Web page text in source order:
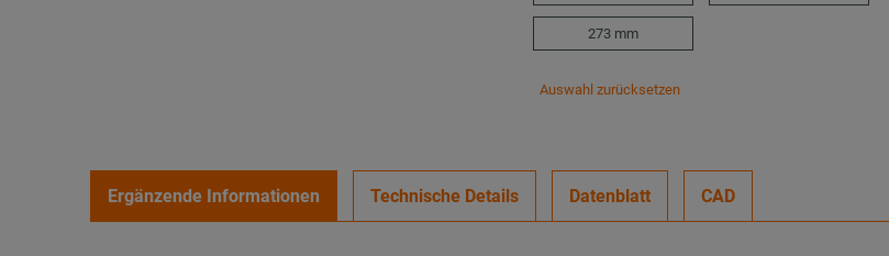
273 mm
Auswahl zurücksetzen
Ergänzende Informationen Technische Details Datenblatt CAD